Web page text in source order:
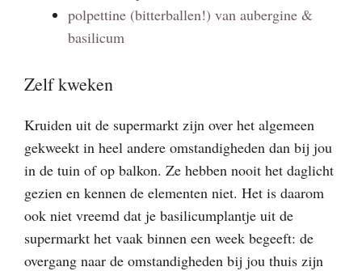
polpettine (bitterballen!) van aubergine &
basilicum
Zelf kweken
Kruiden uit de supermarkt zijn over het algemeen
gekweekt in heel andere omstandigheden dan bij jou
in de tuin of op balkon. Ze hebben nooit het daglicht
gezien en kennen de elementen niet. Het is daarom
ook niet vreemd dat je basilicumplantje uit de
supermarkt het vaak binnen een week begeeft: de
overgang naar de omstandigheden bij jou thuis zijn